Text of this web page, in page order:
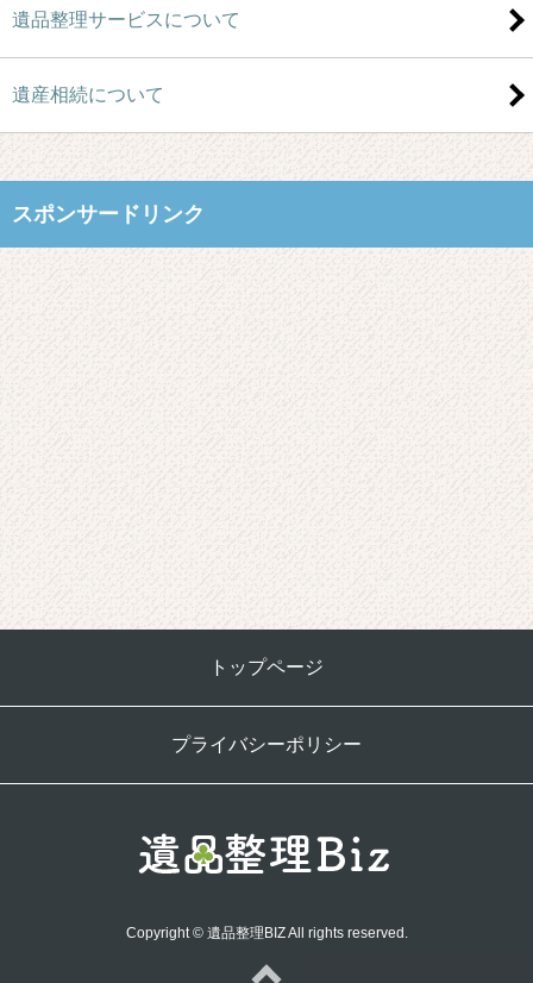
遺品整理サービスについて
遺産相続について
スポンサードリンク
トップページ
プライバシーポリシー
Copyright © 遺品整理BIZ All rights reserved.